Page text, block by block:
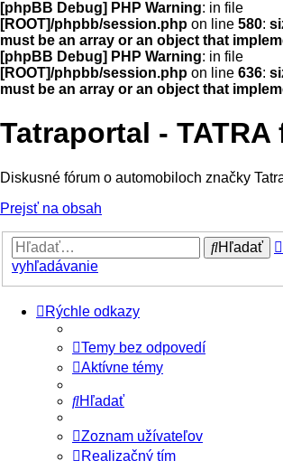
[phpBB Debug] PHP Warning: in file
[ROOT]/phpbb/session.php on line 580:
must be an array or an object that
[phpBB Debug] PHP Warning: in file
[ROOT]/phpbb/session.php on line 636:
must be an array or an object that
Tatraportal - TATRA
Diskusné fórum o automobiloch značky
Prejsť na obsah
Hľadať
vyhľadávanie
Rýchle odkazy
Temy bez odpovedí
Aktívne témy
Hľadať
Zoznam užívateľov
Realizačný tím